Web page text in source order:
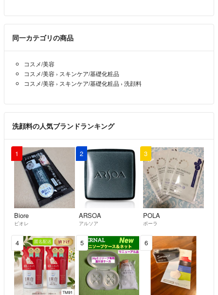
同一カテゴリの商品
コスメ/美容
コスメ/美容 › スキンケア/基礎化粧品
コスメ/美容 › スキンケア/基礎化粧品 › 洗顔料
洗顔料の人気ブランドランキング
1
Biore
ビオレ
2
ARSOA
アルソア
3
POLA
ポーラ
4 5 6